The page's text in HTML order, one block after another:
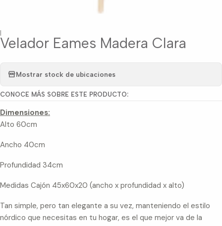
|
Velador Eames Madera Clara
Mostrar stock de ubicaciones
CONOCE MÁS SOBRE ESTE PRODUCTO:
Dimensiones:
Alto 60cm
Ancho 40cm
Profundidad 34cm
Medidas Cajón 45x60x20 (ancho x profundidad x alto)
Tan simple, pero tan elegante a su vez, manteniendo el estilo
nórdico que necesitas en tu hogar, es el que mejor va de la